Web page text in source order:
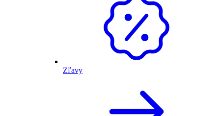
Zľavy